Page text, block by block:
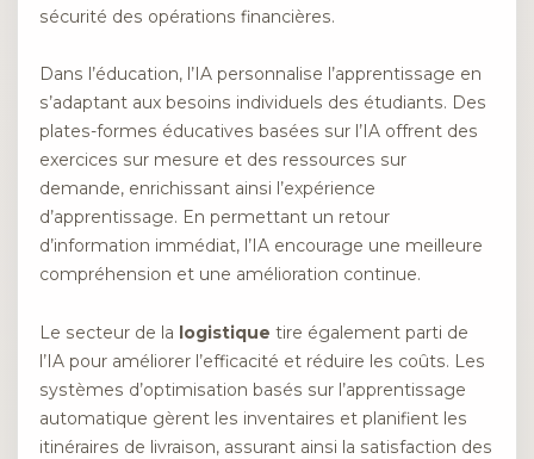
sécurité des opérations financières.
Dans l’éducation, l’IA personnalise l’apprentissage en
s’adaptant aux besoins individuels des étudiants. Des
plates-formes éducatives basées sur l’IA offrent des
exercices sur mesure et des ressources sur
demande, enrichissant ainsi l’expérience
d’apprentissage. En permettant un retour
d’information immédiat, l’IA encourage une meilleure
compréhension et une amélioration continue.
Le secteur de la logistique tire également parti de
l’IA pour améliorer l’efficacité et réduire les coûts. Les
systèmes d’optimisation basés sur l’apprentissage
automatique gèrent les inventaires et planifient les
itinéraires de livraison, assurant ainsi la satisfaction des